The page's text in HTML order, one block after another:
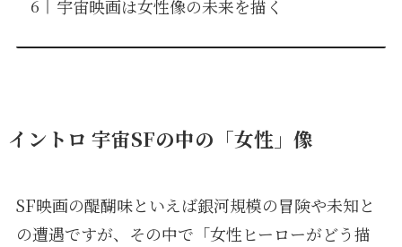
宇宙映画は女性像の未来を描く
イントロ 宇宙SFの中の「女性」像
SF映画の醍醐味といえば銀河規模の冒険や未知と
の遭遇ですが、その中で「女性ヒーローがどう描